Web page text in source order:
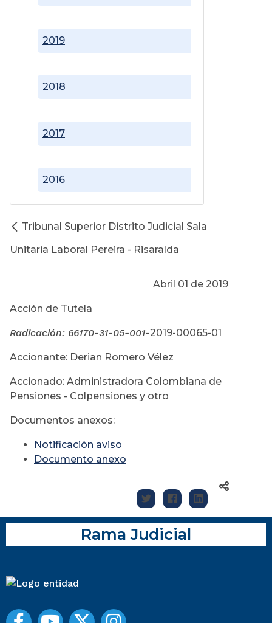
2016
2017
2018
2019
Tribunal Superior Distrito Judicial Sala
Unitaria Laboral Pereira - Risaralda
Abril 01 de 2019
Acción de Tutela
Radicación: 66170-31-05-001-2019-00065-01
Accionante: Derian Romero Vélez
Accionado: Administradora Colombiana de
Pensiones - Colpensiones y otro
Documentos anexos:
Notificación aviso
Documento anexo
Rama Judicial